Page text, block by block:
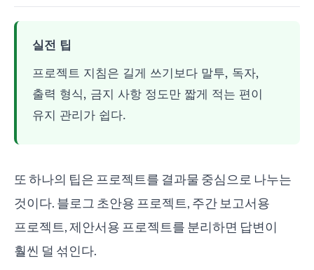
실전 팁
프로젝트 지침은 길게 쓰기보다 말투, 독자,
출력 형식, 금지 사항 정도만 짧게 적는 편이
유지 관리가 쉽다.
또 하나의 팁은 프로젝트를 결과물 중심으로 나누는
것이다. 블로그 초안용 프로젝트, 주간 보고서용
프로젝트, 제안서용 프로젝트를 분리하면 답변이
훨씬 덜 섞인다.